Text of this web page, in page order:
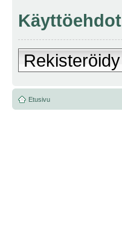
Käyttöehdot
Rekisteröidy
Etusivu